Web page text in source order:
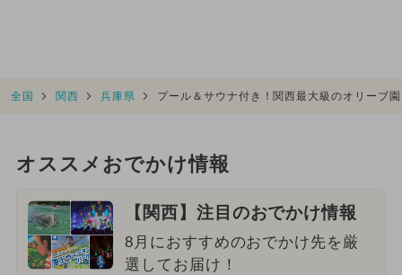
全国 関西 兵庫県 プール＆サウナ付き！関西最大級のオリーブ
オススメおでかけ情報
【関西】注目のおでかけ情報
8月におすすめのおでかけ先を厳
選してお届け！